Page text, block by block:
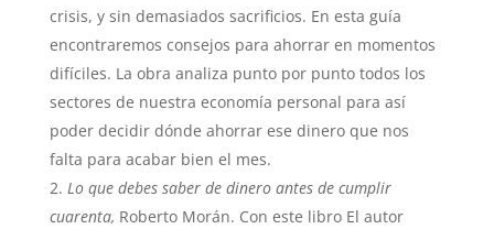
crisis, y sin demasiados sacrificios. En esta guía
encontraremos consejos para ahorrar en momentos
difíciles. La obra analiza punto por punto todos los
sectores de nuestra economía personal para así
poder decidir dónde ahorrar ese dinero que nos
falta para acabar bien el mes.
Lo que debes saber de dinero antes de cumplir
cuarenta, Roberto Morán. Con este libro El autor